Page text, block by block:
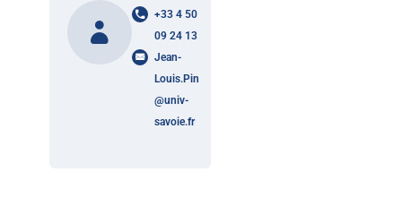
+33 4 50
09 24 13
Jean-
Louis.Pin
@univ-
savoie.fr